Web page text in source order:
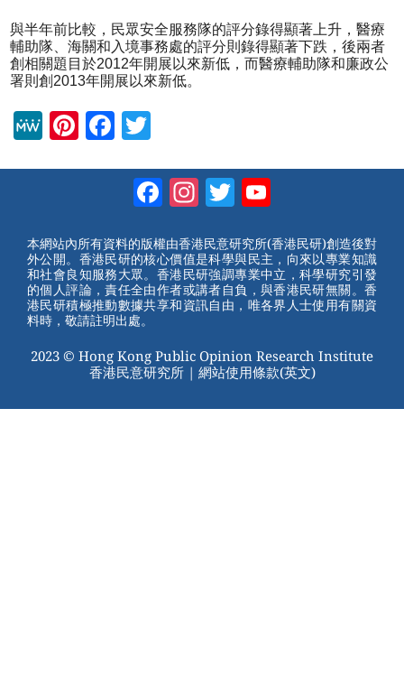
與半年前比較，民眾安全服務隊的評分錄得顯著上升，醫療
輔助隊、海關和入境事務處的評分則錄得顯著下跌，後兩者
創相關題目於2012年開展以來新低，而醫療輔助隊和廉政公
署則創2013年開展以來新低。
M
Pi
st
F
b
o
o
k
tt
er
Facebook
Instagram
Twitter
本網站內所有資料的版權由香港民意研究所(香港民研)創造後對
外公開。香港民研的核心價值是科學與民主，向來以專業知識
和社會良知服務大眾。香港民研強調專業中立，科學研究引發
的個人評論，責任全由作者或講者自負，與香港民研無關。香
港民研積極推動數據共享和資訊自由，唯各界人士使用有關資
料時，敬請註明出處。
2023 © Hong Kong Public Opinion Research Institute
香港民意研究所 | 網站使用條款(英文)